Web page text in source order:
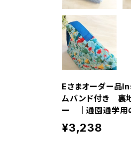
Eさまオーダー品
ムバンド付き 裏
ー ｜通園通学用
¥3,238